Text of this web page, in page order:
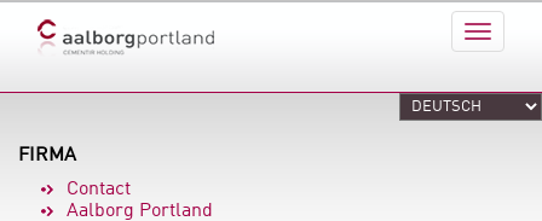
FIRMA
Contact
Aalborg Portland